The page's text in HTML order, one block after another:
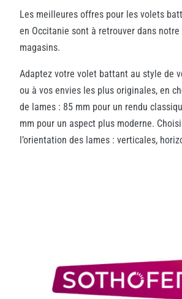
Les meilleures offres pour les volets
en Occitanie sont à retrouver dans notre
magasins.
Adaptez votre volet battant au style de
ou à vos envies les plus originales, en
de lames : 85 mm pour un rendu
mm pour un aspect plus moderne.
l’orientation des lames : verticales,